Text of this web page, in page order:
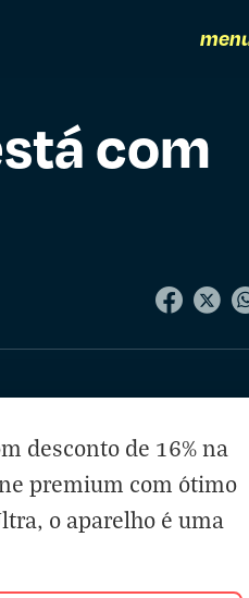
com
desconto de 16% na
premium com ótimo
o aparelho é uma